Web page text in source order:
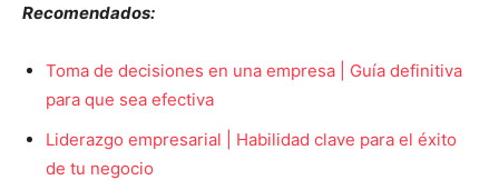
Recomendados:
Toma de decisiones en una empresa | Guía definitiva
para que sea efectiva
Liderazgo empresarial | Habilidad clave para el éxito
de tu negocio